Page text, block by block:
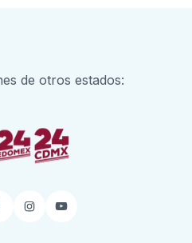
de otros estados:
InstagramYouTube